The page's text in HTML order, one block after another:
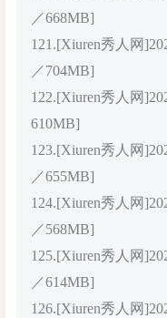
／668MB]
121.[Xiuren秀人网
／704MB]
122.[Xiuren秀人网
610MB]
123.[Xiuren秀人网
／655MB]
124.[Xiuren秀人网
／568MB]
125.[Xiuren秀人网
／614MB]
126.[Xiuren秀人网